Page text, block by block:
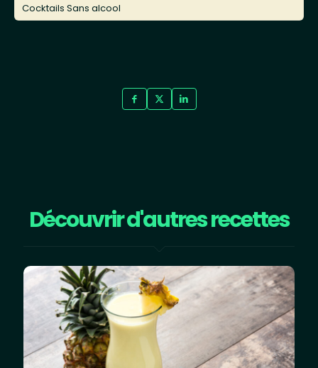
Cocktails Sans alcool
Découvrir d'autres recettes